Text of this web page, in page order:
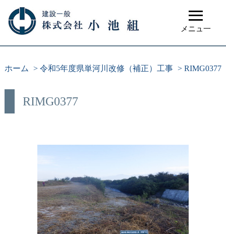
≡
メニュ一
ホーム > 令和5年度県単河川改修（補正）工事 > RIMG0377
RIMG0377